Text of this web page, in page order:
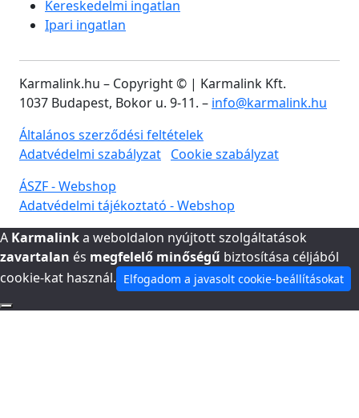
Kereskedelmi ingatlan
Ipari ingatlan
Karmalink.hu – Copyright © | Karmalink Kft.
1037 Budapest, Bokor u. 9-11. – info@karmalink.hu
Általános szerződési feltételek
Adatvédelmi szabályzat Cookie szabályzat
ÁSZF - Webshop
Adatvédelmi tájékoztató - Webshop
A Karmalinka weboldalon nyújtott szolgáltatások
zavartalan és megfelelő minőségű biztosítása céljából
cookie-kat használ. Elfogadom a javasolt cookie-beállításokat